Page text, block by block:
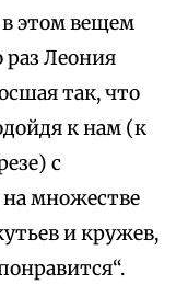
в этом вещем
Леония
так, что
к нам (к
с
на множестве
и кружев,